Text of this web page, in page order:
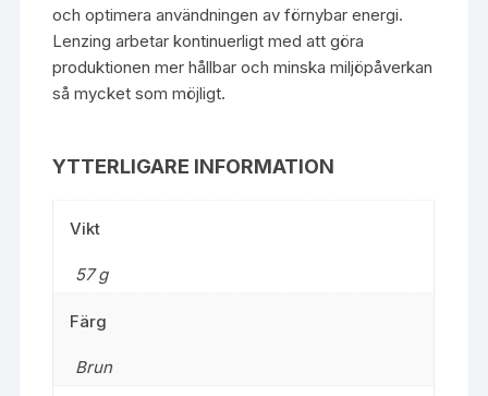
och optimera användningen av förnybar energi.
Lenzing arbetar kontinuerligt med att göra
produktionen mer hållbar och minska miljöpåverkan
så mycket som möjligt.
YTTERLIGARE INFORMATION
Vikt
57 g
Färg
Brun